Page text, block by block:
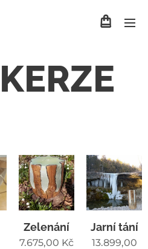
Zelenání
7.675,00 Kč
Jarní tání
13.899,00